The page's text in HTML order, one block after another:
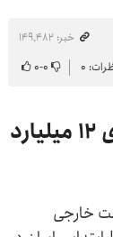
خبر: ۱۴۹٬۴۸۲
۰ ۰-۰
توضیح تازه درباره شرط آزادسازی ۱۲ میلیارد
خارجی